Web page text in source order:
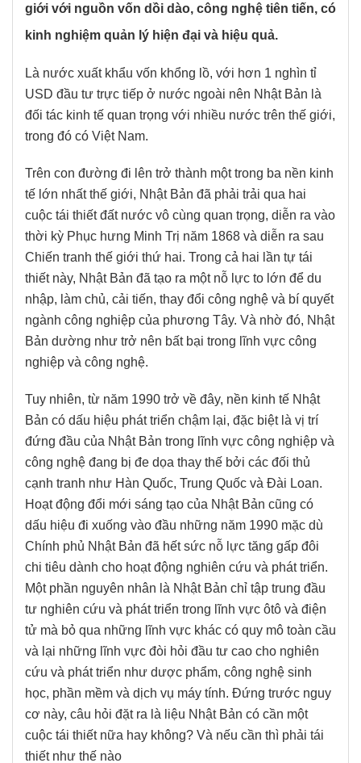
giới với nguồn vốn dồi dào, công nghệ tiên tiến, có
kinh nghiệm quản lý hiện đại và hiệu quả.
Là nước xuất khẩu vốn khổng lồ, với hơn 1 nghìn tỉ
USD đầu tư trực tiếp ở nước ngoài nên Nhật Bản là
đối tác kinh tế quan trọng với nhiều nước trên thế giới,
trong đó có Việt Nam.
Trên con đường đi lên trở thành một trong ba nền kinh
tế lớn nhất thế giới, Nhật Bản đã phải trải qua hai
cuộc tái thiết đất nước vô cùng quan trọng, diễn ra vào
thời kỳ Phục hưng Minh Trị năm 1868 và diễn ra sau
Chiến tranh thế giới thứ hai. Trong cả hai lần tự tái
thiết này, Nhật Bản đã tạo ra một nỗ lực to lớn để du
nhập, làm chủ, cải tiến, thay đổi công nghệ và bí quyết
ngành công nghiệp của phương Tây. Và nhờ đó, Nhật
Bản dường như trở nên bất bại trong lĩnh vực công
nghiệp và công nghệ.
Tuy nhiên, từ năm 1990 trở về đây, nền kinh tế Nhật
Bản có dấu hiệu phát triển chậm lại, đặc biệt là vị trí
đứng đầu của Nhật Bản trong lĩnh vực công nghiệp và
công nghệ đang bị đe dọa thay thế bởi các đối thủ
cạnh tranh như Hàn Quốc, Trung Quốc và Đài Loan.
Hoạt động đổi mới sáng tạo của Nhật Bản cũng có
dấu hiệu đi xuống vào đầu những năm 1990 mặc dù
Chính phủ Nhật Bản đã hết sức nỗ lực tăng gấp đôi
chi tiêu dành cho hoạt động nghiên cứu và phát triển.
Một phần nguyên nhân là Nhật Bản chỉ tập trung đầu
tư nghiên cứu và phát triển trong lĩnh vực ôtô và điện
tử mà bỏ qua những lĩnh vực khác có quy mô toàn cầu
và lại những lĩnh vực đòi hỏi đầu tư cao cho nghiên
cứu và phát triển như dược phẩm, công nghệ sinh
học, phần mềm và dịch vụ máy tính. Đứng trước nguy
cơ này, câu hỏi đặt ra là liệu Nhật Bản có cần một
cuộc tái thiết nữa hay không? Và nếu cần thì phải tái
thiết như thế nào